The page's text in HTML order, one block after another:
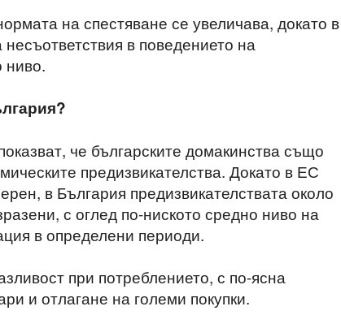
на спестяване се увеличава, докато в
в поведението на
ниво.
че българските домакинства също
предизвикателства. Докато в ЕС
в България предизвикателствата около
с оглед по-ниското средно ниво на
в определени периоди.
при потреблението, с по-ясна
и отлагане на големи покупки.